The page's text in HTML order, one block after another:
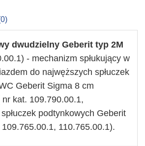
dwudzielny Geberit typ 2M
- mechanizm spłukujący w
do najwęższych spłuczek
Geberit Sigma 8 cm
kat. 109.790.00.1,
podtynkowych Geberit
110.765.00.1).